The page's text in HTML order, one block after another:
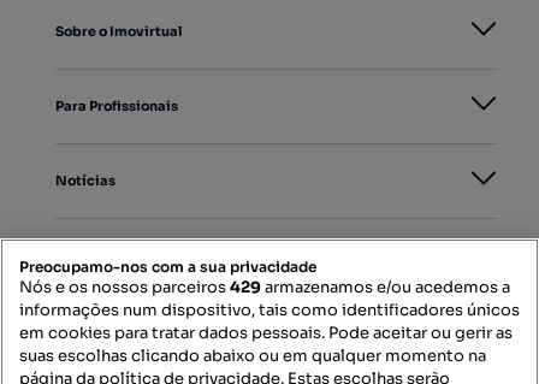
Sobre o Imovirtual
Para Profissionais
Notícias
Mapa do Site
Preocupamo-nos com a sua privacidade
Nós e os nossos parceiros429armazenamos e/ou acedemos a
informações num dispositivo, tais como identificadores únicos
em cookies para tratar dados pessoais. Pode aceitar ou gerir as
suas escolhas clicando abaixo ou em qualquer momento na
página da política de privacidade. Estas escolhas serão